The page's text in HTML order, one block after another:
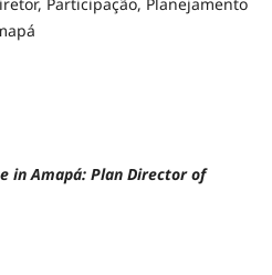
in Amapá: Plan Director of